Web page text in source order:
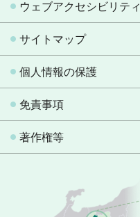
ウェブアクセシビリティ
サイトマップ
個人情報の保護
免責事項
著作権等